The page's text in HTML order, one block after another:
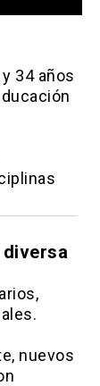
34 años
nuevos